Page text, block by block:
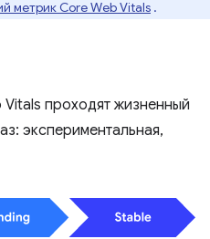
метрик Core Web Vitals .
проходят жизненный
экспериментальная,